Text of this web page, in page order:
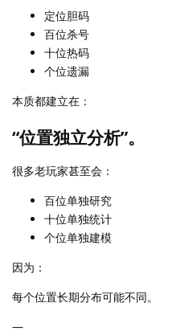
定位胆码
百位杀号
十位热码
个位遗漏
本质都建立在：
“位置独立分析”。
很多老玩家甚至会：
百位单独研究
十位单独统计
个位单独建模
因为：
每个位置长期分布可能不同。
—